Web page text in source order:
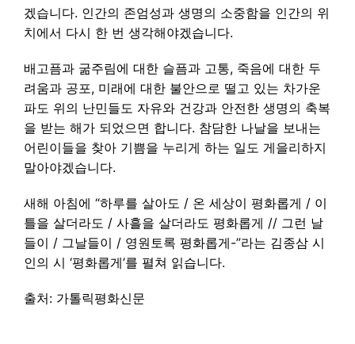
겠습니다. 인간의 존엄성과 생명의 소중함을 인간의 위
치에서 다시 한 번 생각해야겠습니다.
배고픔과 굶주림에 대한 슬픔과 고통, 죽음에 대한 두
려움과 공포, 미래에 대한 불안으로 떨고 있는 차가운
파도 위의 난민들도 자유와 건강과 안전한 생명의 축복
을 받는 해가 되었으면 합니다. 참담한 나날을 보내는
어린이들을 찾아 기쁨을 누리게 하는 일도 게을리하지
말아야겠습니다.
새해 아침에 “하루를 살아도 / 온 세상이 평화롭게 / 이
틀을 살더라도 / 사흘을 살더라도 평화롭게 // 그런 날
들이 / 그날들이 / 영원토록 평화롭게-”라는 김종삼 시
인의 시 ‘평화롭게’를 펼쳐 읽습니다.
출처: 가톨릭평화신문